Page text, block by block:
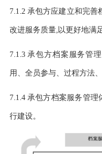
7.1.2 承包方应建立和完善
改进服务质量,以更好地满
7.1.3 承包方档案服务管
用、全员参与、过程方法
7.1.4 承包方档案服务管
行建设。